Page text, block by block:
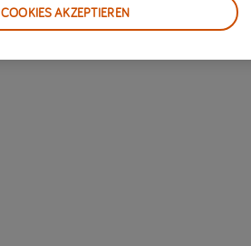
AKZEPTIEREN